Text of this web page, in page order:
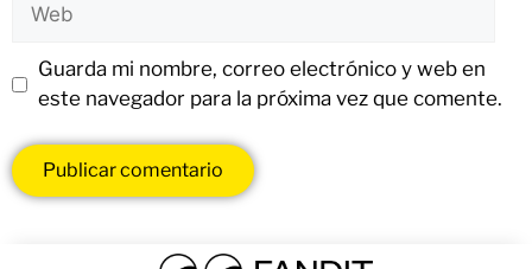
Guarda mi nombre, correo electrónico y web en
este navegador para la próxima vez que comente.